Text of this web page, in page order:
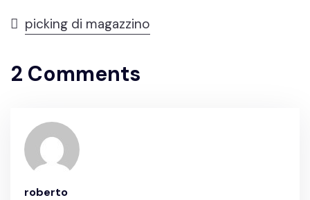
picking di magazzino
2 Comments
roberto